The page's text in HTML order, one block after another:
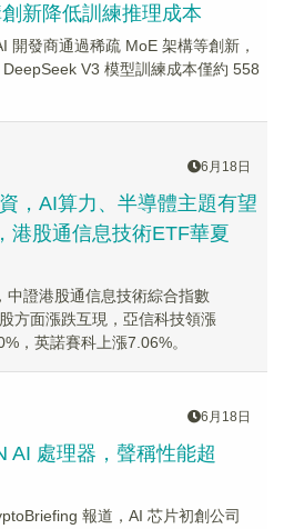
新降低訓練推理成本
開發商通過稀疏 MoE 架構等創新，
V3 模型訓練成本僅約 558
6月18日
，AI算力、半導體主題有望
港股通信息技術ETF華夏
證港股通信息技術綜合指數
方面漲跌互現，亞信科技領漲
，英諾賽科上漲7.06%。
6月18日
AI 處理器，聲稱性能超
報道，AI 芯片初創公司